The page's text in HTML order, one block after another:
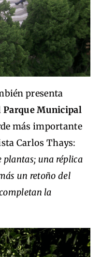
presenta
Parque Municipal
más importante
Carlos Thays:
plantas; una réplica
un retoño del
la